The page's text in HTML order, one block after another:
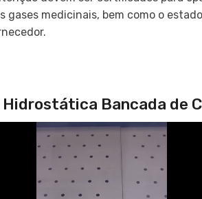
gases medicinais, bem como o
Hidrostática Bancada de